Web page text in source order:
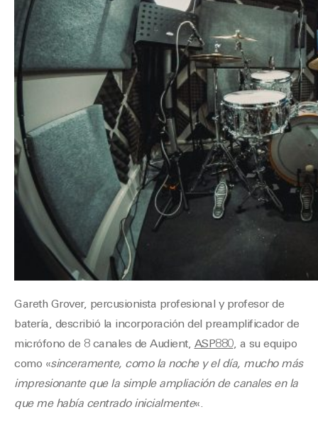
Gareth Grover, percusionista profesional y profesor de
batería, describió la incorporación del preamplificador de
micrófono de 8 canales de Audient, ASP880, a su equipo
como «sinceramente, como la noche y el día, mucho más
impresionante que la simple ampliación de canales en la
que me había centrado inicialmente«.